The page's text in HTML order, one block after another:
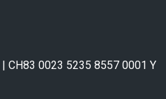
| CH83 0023 5235 8557 0001 Y